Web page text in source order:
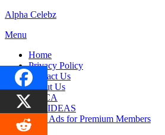
Skip
content
Alpha Celebz
Menu
Home
Privacy Policy
Contact Us
About Us
DMCA
DIY IDEAS
Hide Ads for Premium Members